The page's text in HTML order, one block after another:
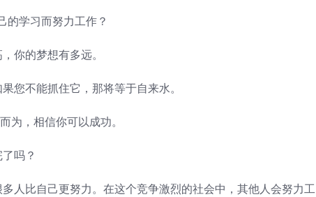
学习而努力工作？
你的梦想有多远。
您不能抓住它，那将等于自来水。
，相信你可以成功。
吗？
人比自己更努力。在这个竞争激烈的社会中，其他人会努力工